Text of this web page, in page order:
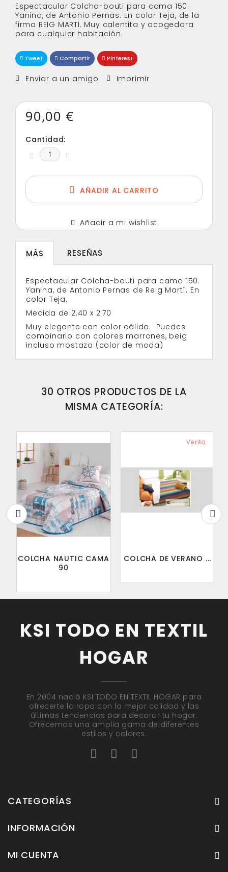
Espectacular Colcha-bouti para cama 150.
Yanina, de Antonio Pernas. En color Teja, de la
firma REIG MARTI. Muy calentita y acogedora
para cualquier habitación.
Tweet Compartir Pinterest
Enviar a un amigo Imprimir
90,00 €
Cantidad:
AÑADIR AL CARRITO
Añadir a mi wishlist
MÁS RESEÑAS
Espectacular Colcha-bouti para cama 150.
Yanina, de Antonio Pernas de Reig Martí. En
color Teja.
Medida de 2.40 x 2.70
Muy elegante con color cálido. Puedes
combinarlo con colores marrones, beig
incluso mostaza (color de moda)
30 OTROS PRODUCTOS DE LA
MISMA CATEGORÍA:
COLCHA NAUTIC CAMA
90
Venta
COLCHA DE VERANO ...
KSI TODO EN TEXTIL
HOGAR
En 2004 nació KSI TODO EN TEXTIL HOGAR para
ofrecerte la ropa con la mejor calidad y las
últimas tendencias para decorar tu hogar.
Ofrecemos una amplia gama de diferentes
estilos y colores.
CATEGORÍAS
INFORMACIÓN
MI CUENTA